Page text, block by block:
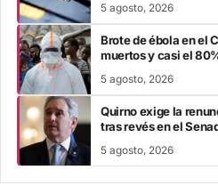
5 agosto, 2026
Brote de ébola en el
muertos y casi el
5 agosto, 2026
Quirno exige la
tras revés en el
5 agosto, 2026